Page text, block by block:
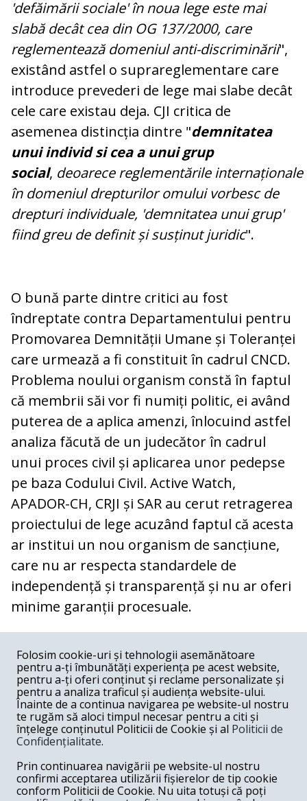
'defăimării sociale' în noua lege este mai
slabă decât cea din OG 137/2000, care
reglementează domeniul anti-discriminării",
existând astfel o suprareglementare care
introduce prevederi de lege mai slabe decât
cele care existau deja. CJI critica de
asemenea distincția dintre "demnitatea
unui individ si cea a unui grup
social, deoarece reglementările internaționale
în domeniul drepturilor omului vorbesc de
drepturi individuale, 'demnitatea unui grup'
fiind greu de definit și susținut juridic".
O bună parte dintre critici au fost
îndreptate contra Departamentului pentru
Promovarea Demnității Umane și Toleranței
care urmează a fi constituit în cadrul CNCD.
Problema noului organism constă în faptul
că membrii săi vor fi numiți politic, ei având
puterea de a aplica amenzi, înlocuind astfel
analiza făcută de un judecător în cadrul
unui proces civil și aplicarea unor pedepse
pe baza Codului Civil. Active Watch,
APADOR-CH, CRJI și SAR au cerut retragerea
proiectului de lege acuzând faptul că acesta
ar institui un nou organism de sancțiune,
care nu ar respecta standardele de
independență și transparență și nu ar oferi
minime garanții procesuale.
COMENTARII
Nume
Email
Folosim cookie-uri și tehnologii asemănătoare
pentru a-ți îmbunătăți experiența pe acest website,
pentru a-ți oferi conținut și reclame personalizate și
pentru a analiza traficul și audiența website-ului.
Înainte de a continua navigarea pe website-ul nostru
te rugăm să aloci timpul necesar pentru a citi și
înțelege conținutul Politicii de Cookie și al Politicii de
Confidențialitate.
Prin continuarea navigării pe website-ul nostru
confirmi acceptarea utilizării fișierelor de tip cookie
conform Politicii de Cookie. Nu uita totuși că poți